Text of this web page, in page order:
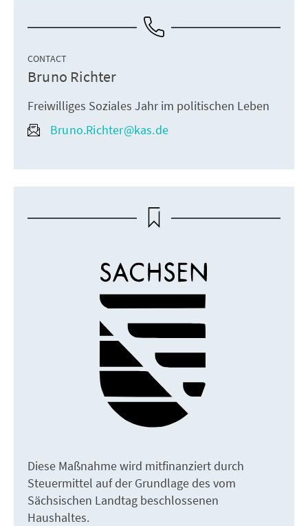
CONTACT
Bruno Richter
Freiwilliges Soziales Jahr im politischen Leben
Bruno.Richter@kas.de
Diese Maßnahme wird mitfinanziert durch
Steuermittel auf der Grundlage des vom
Sächsischen Landtag beschlossenen
Haushaltes.